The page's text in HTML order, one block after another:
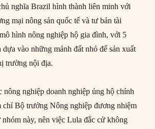
nghĩa Brazil hình thành liên minh với
mại nông sản quốc tế và tư bản tài
hình nông nghiệp hộ gia đình, với 5
dựa vào những mảnh đất nhỏ để sản xuất
trường nội địa.
nông nghiệp doanh nghiệp ủng hộ chính
chí Bộ trưởng Nông nghiệp đương nhiệm
nhóm này, nên việc Lula đắc cử không